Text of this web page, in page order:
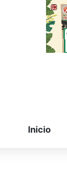
Inicio